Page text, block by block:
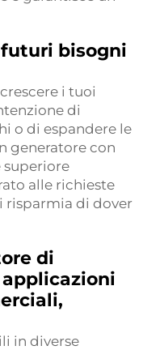
bisogni
i tuoi
di
o di espandere le
generatore con
alle richieste
risparmia di dover
di
in diverse